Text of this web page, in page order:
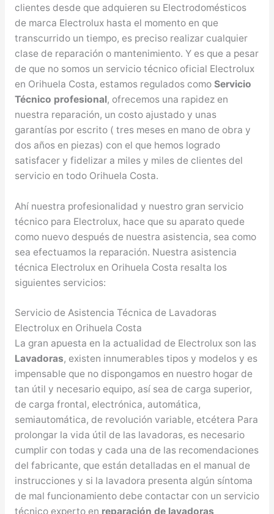
clientes desde que adquieren su Electrodomésticos
de marca Electrolux hasta el momento en que
transcurrido un tiempo, es preciso realizar cualquier
clase de reparación o mantenimiento. Y es que a pesar
de que no somos un servicio técnico oficial Electrolux
en Orihuela Costa, estamos regulados como Servicio
Técnico profesional, ofrecemos una rapidez en
nuestra reparación, un costo ajustado y unas
garantías por escrito ( tres meses en mano de obra y
dos años en piezas) con el que hemos logrado
satisfacer y fidelizar a miles y miles de clientes del
servicio en todo Orihuela Costa.
Ahí nuestra profesionalidad y nuestro gran servicio
técnico para Electrolux, hace que su aparato quede
como nuevo después de nuestra asistencia, sea como
sea efectuamos la reparación. Nuestra asistencia
técnica Electrolux en Orihuela Costa resalta los
siguientes servicios:
Servicio de Asistencia Técnica de Lavadoras
Electrolux en Orihuela Costa
La gran apuesta en la actualidad de Electrolux son las
Lavadoras, existen innumerables tipos y modelos y es
impensable que no dispongamos en nuestro hogar de
tan útil y necesario equipo, así sea de carga superior,
de carga frontal, electrónica, automática,
semiautomática, de revolución variable, etcétera Para
prolongar la vida útil de las lavadoras, es necesario
cumplir con todas y cada una de las recomendaciones
del fabricante, que están detalladas en el manual de
instrucciones y si la lavadora presenta algún síntoma
de mal funcionamiento debe contactar con un servicio
técnico experto en reparación de lavadoras